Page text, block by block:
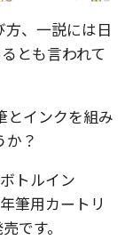
、一説には日
とも言われて
とインクを組み
？
トルイン
筆用カートリ
です。